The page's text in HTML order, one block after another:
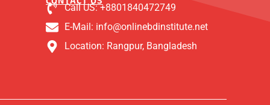
Call US: +8801840472749
E-Mail: info@onlinebdinstitute.net
Location: Rangpur, Bangladesh